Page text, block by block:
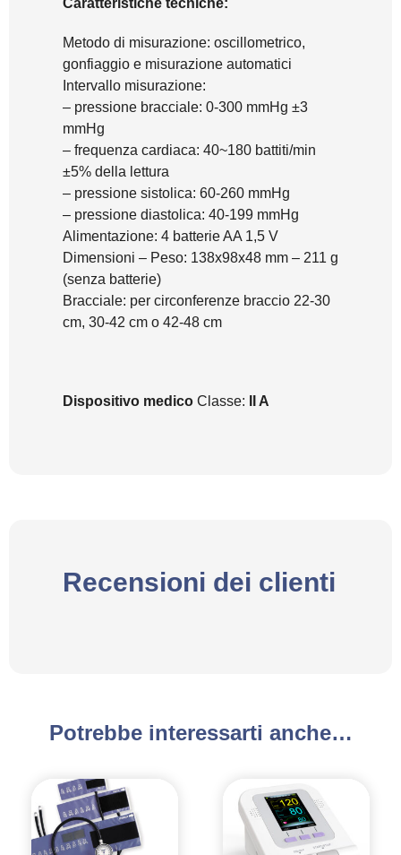
Caratteristiche tecniche:
Metodo di misurazione: oscillometrico,
gonfiaggio e misurazione automatici
Intervallo misurazione:
– pressione bracciale: 0-300 mmHg ±3
mmHg
– frequenza cardiaca: 40~180 battiti/min
±5% della lettura
– pressione sistolica: 60-260 mmHg
– pressione diastolica: 40-199 mmHg
Alimentazione: 4 batterie AA 1,5 V
Dimensioni – Peso: 138x98x48 mm – 211 g
(senza batterie)
Bracciale: per circonferenze braccio 22-30
cm, 30-42 cm o 42-48 cm
Dispositivo medico Classe: II A
Recensioni dei clienti
Potrebbe interessarti anche…